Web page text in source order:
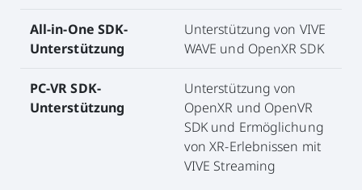
All-in-One SDK-
Unterstützung
Unterstützung von VIVE
WAVE und OpenXR SDK
PC-VR SDK-
Unterstützung
Unterstützung von
OpenXR und OpenVR
SDK und Ermöglichung
von XR-Erlebnissen mit
VIVE Streaming